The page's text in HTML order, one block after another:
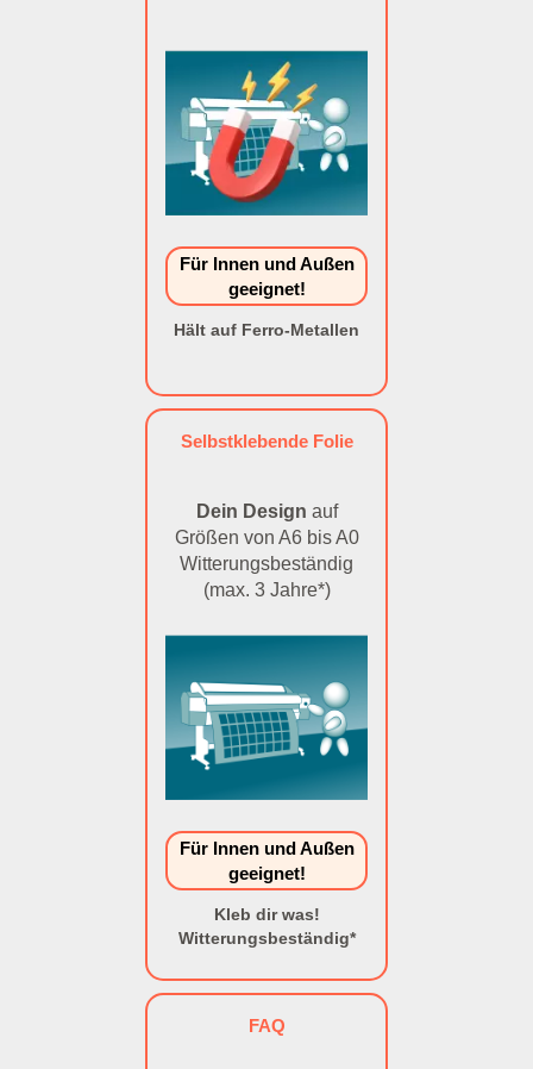
Für Innen und Außen
geeignet!
Hält auf Ferro-Metallen
Selbstklebende Folie
Dein Design auf
Größen von A6 bis A0
Witterungsbeständig
(max. 3 Jahre*)
Für Innen und Außen
geeignet!
Kleb dir was!
Witterungsbeständig*
FAQ